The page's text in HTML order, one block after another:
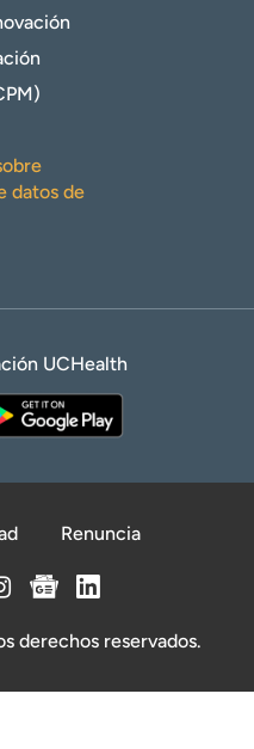
datos de
UCHealth
Renuncia
derechos reservados.